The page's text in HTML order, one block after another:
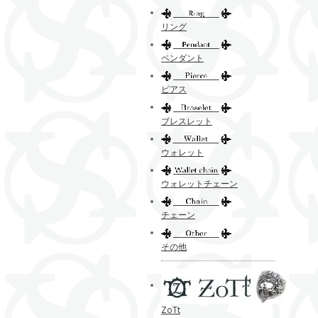
リング
ペンダント
ピアス
ブレスレット
ウォレット
ウォレットチェーン
チェーン
その他
ZoTt